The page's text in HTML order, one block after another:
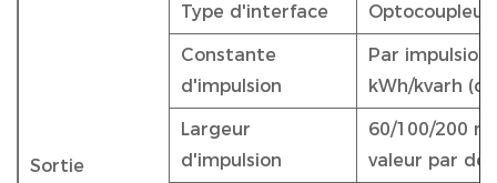
Sortie
Type d'interface
Constante
d'impulsion
Par impulsion
kWh/kvarh
Largeur
d'impulsion
60/100/200
valeur par